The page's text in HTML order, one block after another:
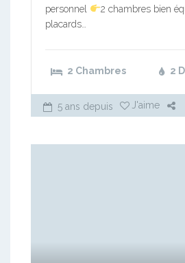
personnel
2 chambres bien
placards…
2 Chambres 2
5 ans depuis J'aime